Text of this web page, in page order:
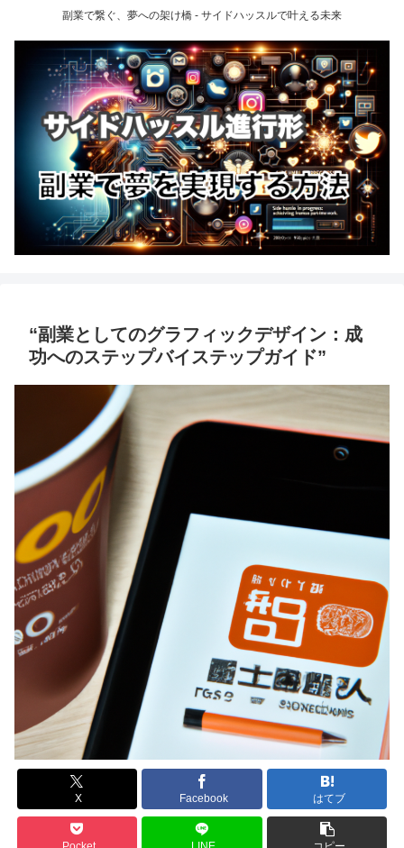
副業で繋ぐ、夢への架け橋 - サイドハッスルで叶える未来
“副業としてのグラフィックデザイン：成
功へのステップバイステップガイド”
X Facebook はてブ